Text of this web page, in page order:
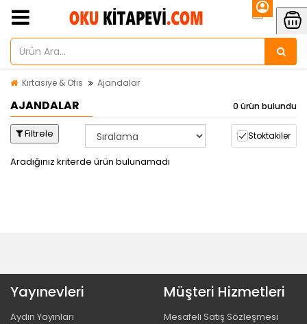
Kırtasiye & Ofis Ajandalar
AJANDALAR 0 ürün bulundu
Filtrele Stoktakiler
Aradığınız kriterde ürün bulunamadı
Yayınevleri
Aydın Yayınları
Müşteri Hizmetleri
Mesafeli Satış Sözleşmesi